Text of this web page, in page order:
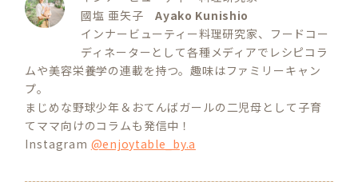
國塩 亜矢子Ayako Kunishio
インナービューティー料理研究家、フードコー
ディネーターとして各種メディアでレシピコラ
ムや美容栄養学の連載を持つ。趣味はファミリーキャン
プ。
まじめな野球少年＆おてんばガールの二児母として子育
てママ向けのコラムも発信中！
Instagram @enjoytable_by.a